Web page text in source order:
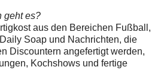
geht es?
aus den Bereichen Fußball,
Soap und Nachrichten, die
Discountern angefertigt werden,
Kochshows und fertige